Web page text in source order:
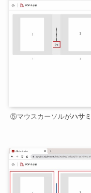
⑤マウスカーソルがハサミ